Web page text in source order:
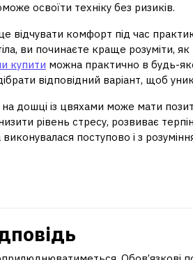
освоїти техніку без ризиків.
відчувати комфорт під час
ви починаєте краще розуміти,
купити можна практично в будь-
відповідний варіант, щоб
дошці із цвяхами може мати
рівень стресу, розвиває
поступово і з